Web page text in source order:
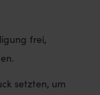
frei,
setzten, um